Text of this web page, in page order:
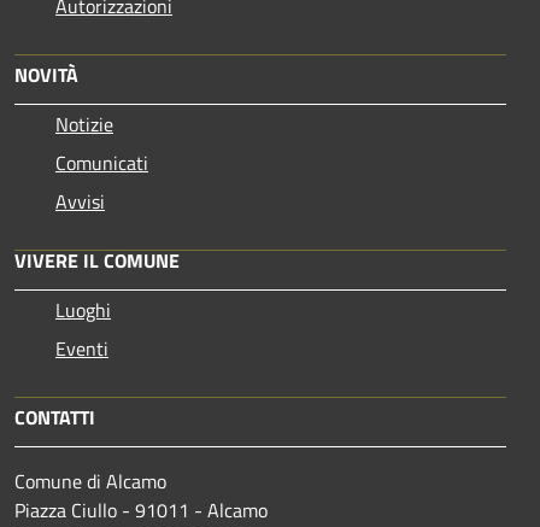
NOVITÀ
Notizie
Comunicati
Avvisi
VIVERE IL COMUNE
Luoghi
Eventi
CONTATTI
Comune di Alcamo
Piazza Ciullo - 91011 - Alcamo